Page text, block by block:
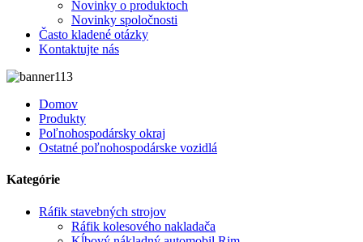
Novinky o produktoch
Novinky spoločnosti
Často kladené otázky
Kontaktujte nás
Domov
Produkty
Poľnohospodársky okraj
Ostatné poľnohospodárske vozidlá
Kategórie
Ráfik stavebných strojov
Ráfik kolesového nakladača